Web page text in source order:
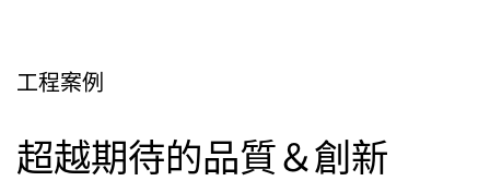
工程案例
超越期待的品質＆創新